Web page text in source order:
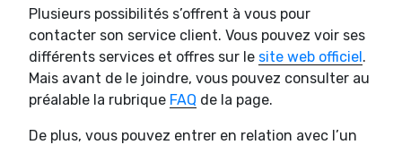
Plusieurs possibilités s’offrent à vous pour
contacter son service client. Vous pouvez voir ses
différents services et offres sur le site web officiel.
Mais avant de le joindre, vous pouvez consulter au
préalable la rubrique FAQ de la page.
De plus, vous pouvez entrer en relation avec l’un